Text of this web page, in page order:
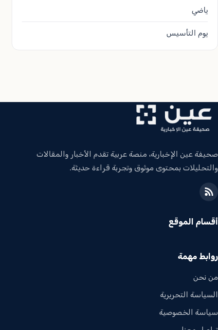
ياضي
يوم التأسيس
صحيفة عين الإخبارية، منصة عربية تقدم الأخبار والمقالات
والتحليلات بمحتوى موثوق وتجربة قراءة حديثة.
أقسام الموقع
روابط مهمة
من نحن
السياسة التحريرية
سياسة الخصوصية